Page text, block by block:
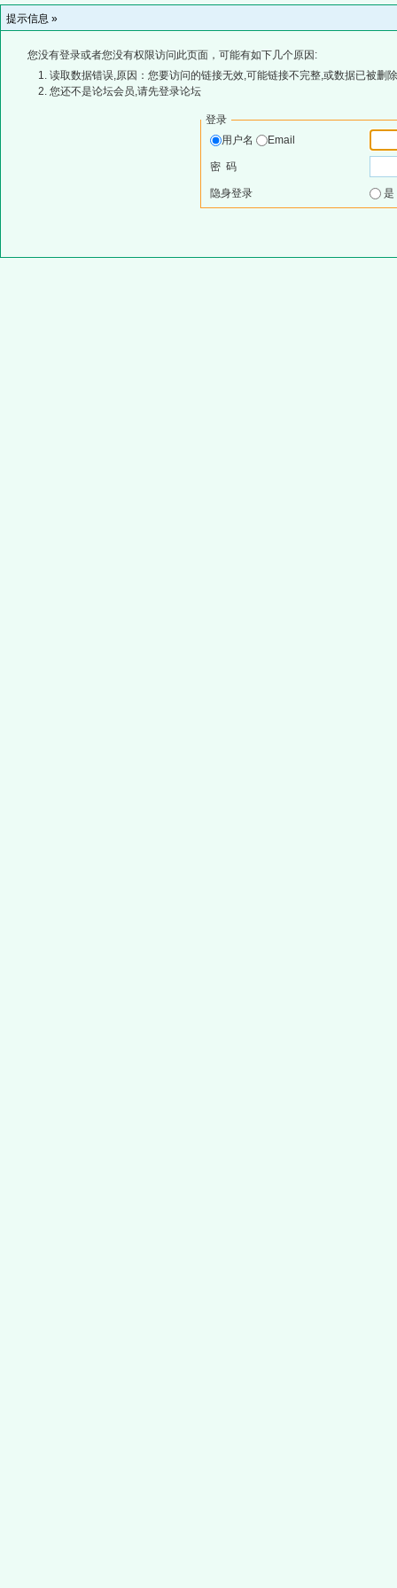
提示信息 »
您没有登录或者您没有权限访问此页面，可能有如下几个原因:
读取数据错误,原因：您要访问的链接无效,可能链接不完整,或数据已被删
您还不是论坛会员,请先登录论坛
登录
用户名
Email
密 码
隐身登录